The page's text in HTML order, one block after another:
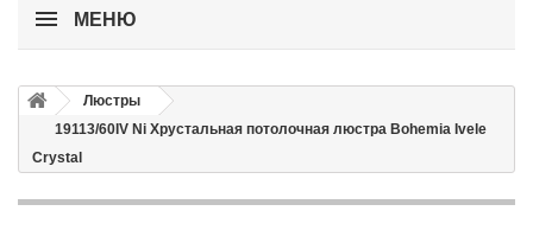
МЕНЮ
Люстры
19113/60IV Ni Хрустальная потолочная люстра Bohemia Ivele
Crystal